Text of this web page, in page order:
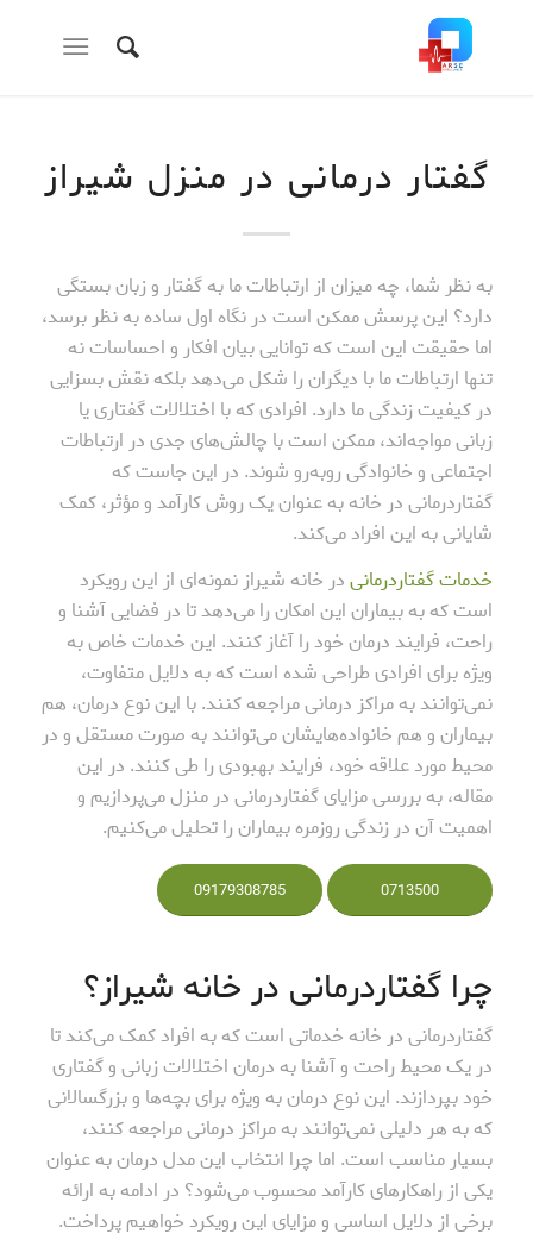
گفتار درمانی در منزل شیراز
به نظر شما، چه میزان از ارتباطات ما به گفتار و زبان بستگی
دارد؟ این پرسش ممکن است در نگاه اول ساده به نظر برسد،
اما حقیقت این است که توانایی بیان افکار و احساسات نه
تنها ارتباطات ما با دیگران را شکل می‌دهد بلکه نقش بسزایی
در کیفیت زندگی ما دارد. افرادی که با اختلالات گفتاری یا
زبانی مواجه‌اند، ممکن است با چالش‌های جدی در ارتباطات
اجتماعی و خانوادگی روبه‌رو شوند. در این جاست که
گفتاردرمانی در خانه به عنوان یک روش کارآمد و مؤثر، کمک
شایانی به این افراد می‌کند.
خدمات گفتاردرمانیدر خانه شیراز نمونه‌ای از این رویکرد
است که به بیماران این امکان را می‌دهد تا در فضایی آشنا و
راحت، فرایند درمان خود را آغاز کنند. این خدمات خاص به
ویژه برای افرادی طراحی شده است که به دلایل متفاوت،
نمی‌توانند به مراکز درمانی مراجعه کنند. با این نوع درمان، هم
بیماران و هم خانواده‌هایشان می‌توانند به صورت مستقل و در
محیط مورد علاقه خود، فرایند بهبودی را طی کنند. در این
مقاله، به بررسی مزایای گفتاردرمانی در منزل می‌پردازیم و
اهمیت آن در زندگی روزمره بیماران را تحلیل می‌کنیم.
0713500
09179308785
چرا گفتاردرمانی در خانه شیراز؟
گفتاردرمانی در خانه خدماتی است که به افراد کمک می‌کند تا
در یک محیط راحت و آشنا به درمان اختلالات زبانی و گفتاری
خود بپردازند. این نوع درمان به ویژه برای بچه‌ها و بزرگسالانی
که به هر دلیلی نمی‌توانند به مراکز درمانی مراجعه کنند،
بسیار مناسب است. اما چرا انتخاب این مدل درمان به عنوان
یکی از راهکارهای کارآمد محسوب می‌شود؟ در ادامه به ارائه
برخی از دلایل اساسی و مزایای این رویکرد خواهیم پرداخت.